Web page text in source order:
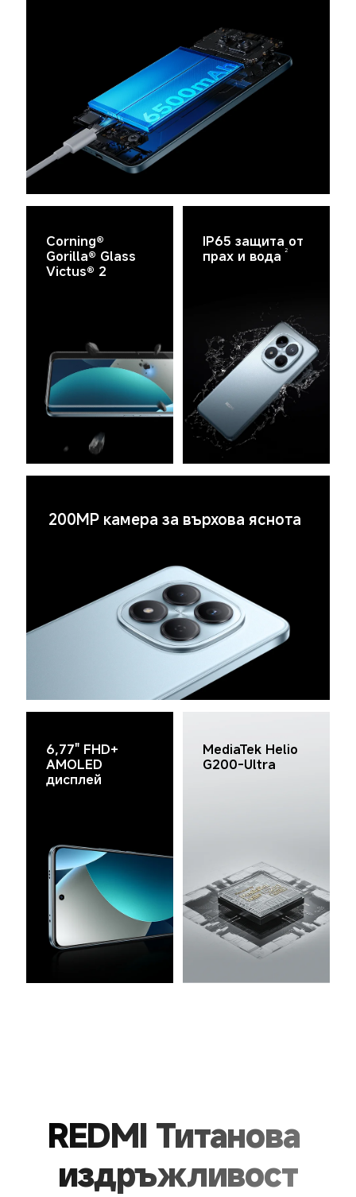
Corning®
Gorilla® Glass
Victus® 2
IP65 защита от
прах и вода 2
200MP камера за върхова яснота
6,77" FHD+
AMOLED
дисплей
MediaTek Helio
G200-Ultra
REDMI Титанова
издръжливост